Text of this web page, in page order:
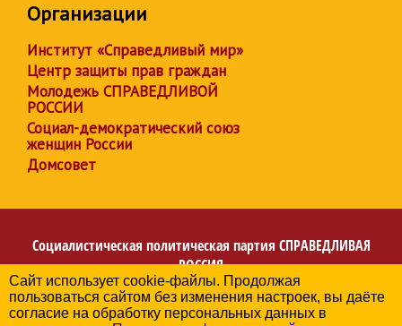
Организации
Институт «Справедливый мир»
Центр защиты прав граждан
Молодежь СПРАВЕДЛИВОЙ
РОССИИ
Социал-демократический союз
женщин России
Домсовет
Социалистическая политическая партия СПРАВЕДЛИВАЯ
РОССИЯ
Региональное отделение партии в Республике
Башкортостан
Сайт использует cookie-файлы. Продолжая
пользоваться сайтом без изменения настроек, вы даёте
согласие на обработку персональных данных в